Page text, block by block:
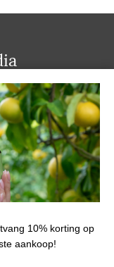
10% korting op
aankoop!